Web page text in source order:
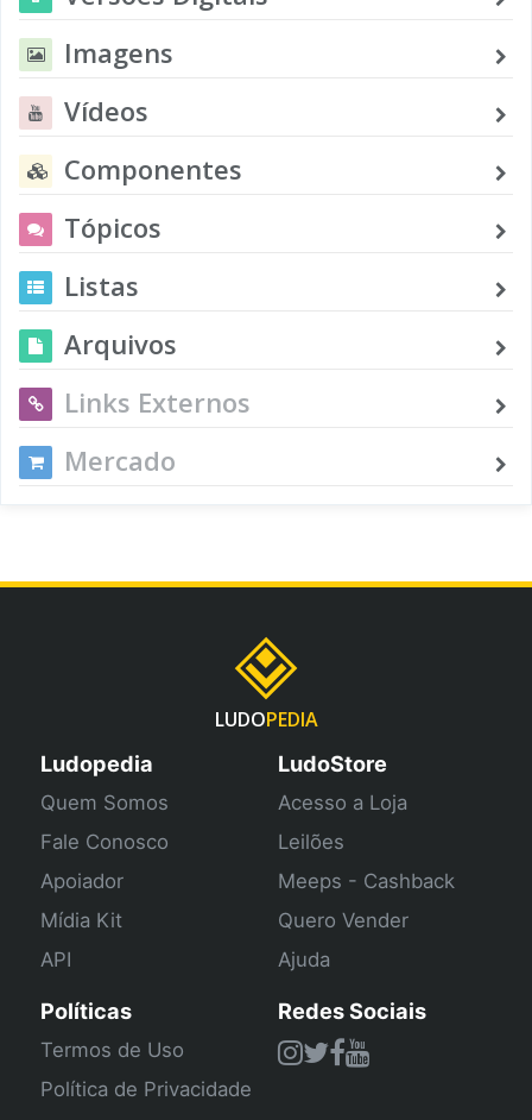
Imagens
Vídeos
Componentes
Tópicos
Listas
Arquivos
Links Externos
Mercado
LUDOPEDIA
Ludopedia
Quem Somos
Fale Conosco
Apoiador
Mídia Kit
API
LudoStore
Acesso a Loja
Leilões
Meeps - Cashback
Quero Vender
Ajuda
Políticas
Termos de Uso
Política de Privacidade
Redes Sociais